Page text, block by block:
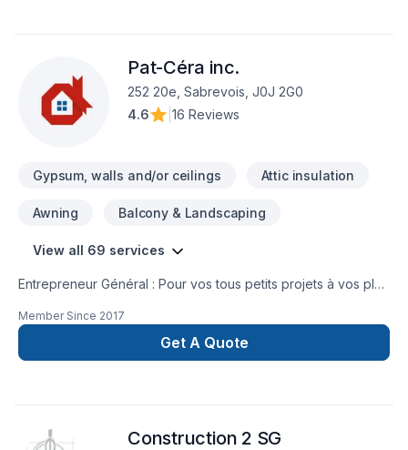
Pat-Céra inc.
252 20e, Sabrevois, J0J 2G0
4.6
16 Reviews
Gypsum, walls and/or ceilings Attic insulation
Awning Balcony & Landscaping
View all 69 services
Entrepreneur Général : Pour vos tous petits projets à vos plus
de réalisez vos travaux tout en restant à votre
écoute. Service personnalisé !
Member Since 2017
Get A Quote
Construction 2 SG